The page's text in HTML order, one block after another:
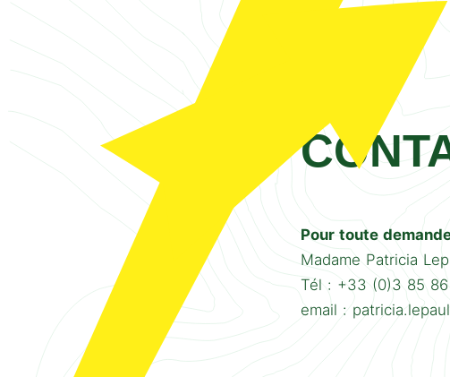
Pour toute
Madame Patricia
Tél : +33 (0)3 85
email :